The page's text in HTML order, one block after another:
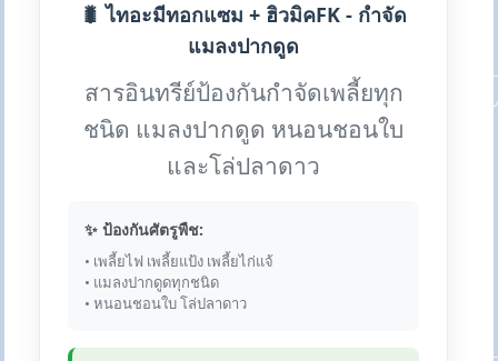
🐛 ไทอะมีทอกแซม + ฮิวมิคFK - กำจัด
แมลงปากดูด
สารอินทรีย์ป้องกันกำจัดเพลี้ยทุก
ชนิด แมลงปากดูด หนอนชอนใบ
และโล่ปลาดาว
✨ ป้องกันศัตรูพืช:
• เพลี้ยไฟ เพลี้ยแป้ง เพลี้ยไก่แจ้
• แมลงปากดูดทุกชนิด
• หนอนชอนใบ โล่ปลาดาว